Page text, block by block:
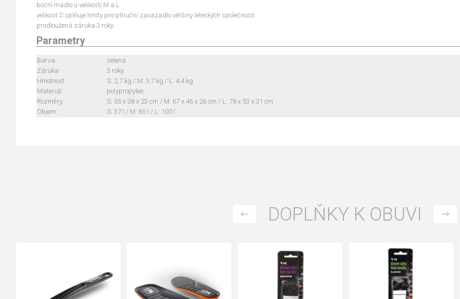
boční madlo u velikosti M a L
velikost S splňuje limity pro příruční zavazadlo většiny leteckých společností
prodloužená záruka 3 roky
Parametry
Barva:
zelená
Záruka:
3 roky
Hmotnost:
S: 2,7 kg / M: 3,7 kg / L: 4,4 kg
Materiál:
polypropylen
Rozměry:
S: 55 x 38 x 23 cm / M: 67 x 46 x 26 cm / L: 78 x 53 x 31 cm
Objem:
S: 37 l / M: 65 l / L: 100 l
DOPLŇKY K OBUVI
125cm 125cm